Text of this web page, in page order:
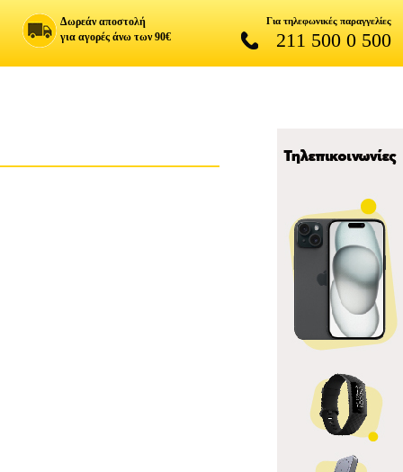
Δωρεάν αποστολή
για αγορές άνω των 90€
Για τηλεφωνικές παραγγελίες
211 500 0 500